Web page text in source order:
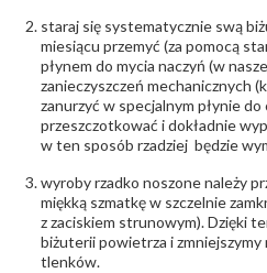
odpowiedzialny:
Północna 22
Tel. +48 77
Bezpieczeństwo
ostrzeżenia:
Nie nadaje się dla
Elementy w
staraj się systematycznie swą
miesiącu przemyć (za pomocą
płynem do mycia naczyń (w
zanieczyszczeń mechanicznych
zanurzyć w specjalnym płynie do
przeszczotkować i dokładnie
w ten sposób rzadziej będzie
wyroby rzadko noszone należy
miękką szmatkę w szczelnie
z zaciskiem strunowym). Dzięki
biżuterii powietrza i
tlenków.